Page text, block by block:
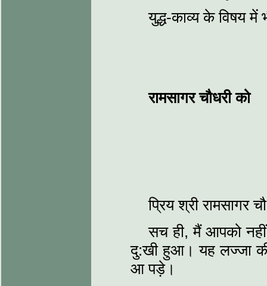
युद्ध-काव्‍य के विषय में
रामसागर चौधरी को
प्रिय श्री रामसागर
सच ही, मैं आपको
दु:खी हुआ। यह लज्‍जा की
आ पड़े।